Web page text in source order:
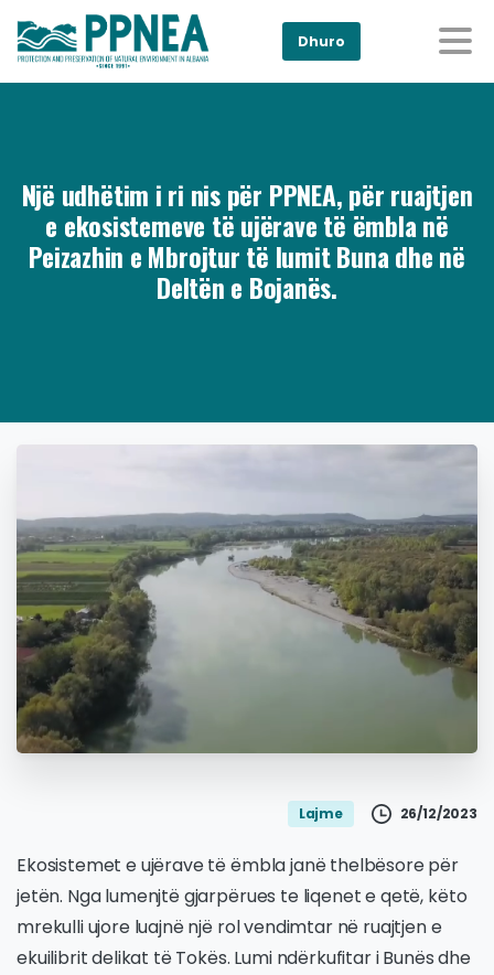
Dhuro
Një udhëtim i ri nis për PPNEA, për ruajtjen
e ekosistemeve të ujërave të ëmbla në
Peizazhin e Mbrojtur të lumit Buna dhe në
Deltën e Bojanës.
Lajme 26/12/2023
Ekosistemet e ujërave të ëmbla janë thelbësore për
jetën. Nga lumenjtë gjarpërues te liqenet e qetë, këto
mrekulli ujore luajnë një rol vendimtar në ruajtjen e
ekuilibrit delikat të Tokës. Lumi ndërkufitar i Bunës dhe